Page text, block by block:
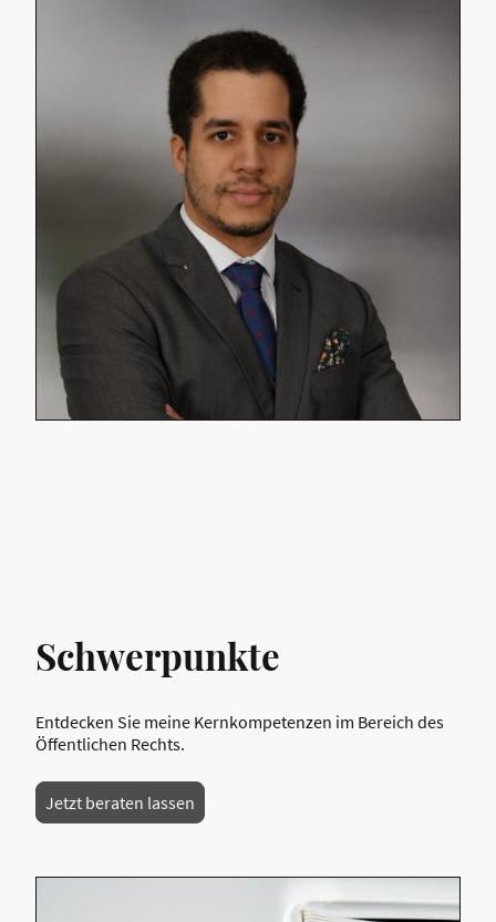
Schwerpunkte
Entdecken Sie meine Kernkompetenzen im Bereich des
Öffentlichen Rechts.
Jetzt beraten lassen